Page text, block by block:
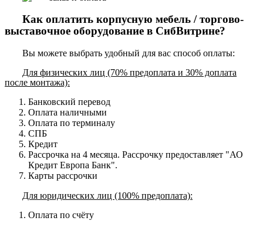
Как оплатить корпусную мебель / торгово-
выставочное оборудование в СибВитрине?
Вы можете выбрать удобный для вас способ оплаты:
Для физических лиц (70% предоплата и 30% доплата
после монтажа):
Банковский перевод
Оплата наличными
Оплата по терминалу
СПБ
Кредит
Рассрочка на 4 месяца. Рассрочку предоставляет "АО
Кредит Европа Банк".
Карты рассрочки
Для юридических лиц (100% предоплата):
Оплата по счёту